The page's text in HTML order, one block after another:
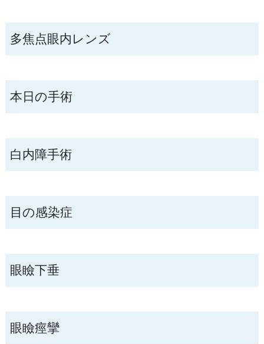
多焦点眼内レンズ
本日の手術
白内障手術
目の感染症
眼瞼下垂
眼瞼痙攣